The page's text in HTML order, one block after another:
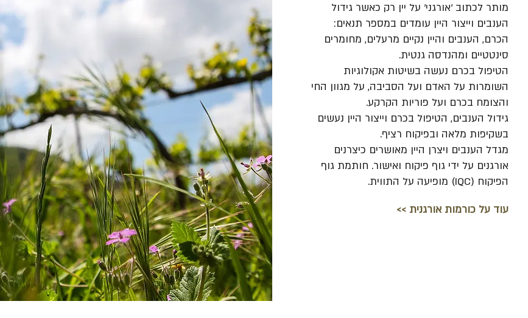
מותר לכתוב 'אורגני' על יין רק כאשר גידול
הענבים וייצור היין עומדים במספר תנאים:
הכרם, הענבים והיין נקיים מרעלים, מחומרים
סינטטיים ומהנדסה גנטית.
הטיפול בכרם נעשה בשיטות אקולוגיות
השומרות על האדם ועל הסביבה, על מגוון החי
והצומח בכרם ועל פוריות הקרקע.
גידול הענבים, הטיפול בכרם וייצור היין נעשים
בשקיפות מלאה ובפיקוח רציף.
מגדל הענבים ויצרן היין מאושרים כיצרנים
אורגנים על ידי גוף פיקוח ואישור. חותמת גוף
הפיקוח (IQC) מופיעה על התווית.
עוד על כורמות אורגנית >>